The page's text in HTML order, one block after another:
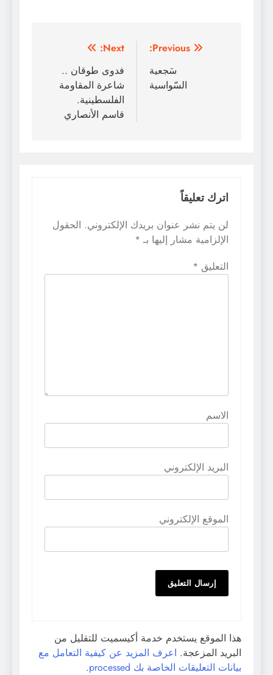
تصفّح Previous:
سَجعية
السّواسية
Next:
فدوى طوقان ..
شاعرة المقاومة
الفلسطينية.
قاسم الأنصاري
اترك تعليقاً
لن يتم نشر عنوان بريدك الإلكتروني. الحقول
الإلزامية مشار إليها بـ *
التعليق *
الاسم
البريد الإلكتروني
الموقع الإلكتروني
هذا الموقع يستخدم خدمة أكيسميت للتقليل من
البريد المزعجة. اعرف المزيد عن كيفية التعامل مع
بيانات التعليقات الخاصة بك processed
.